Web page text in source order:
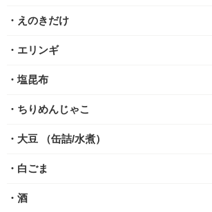
・えのきだけ
・エリンギ
・塩昆布
・ちりめんじゃこ
・大豆 （缶詰/水煮）
・白ごま
・酒